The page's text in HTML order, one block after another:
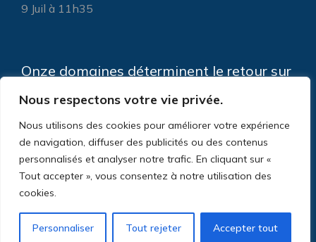
Nous respectons votre vie privée.
Nous utilisons des cookies pour améliorer votre expérience
de navigation, diffuser des publicités ou des contenus
personnalisés et analyser notre trafic. En cliquant sur «
Tout accepter », vous consentez à notre utilisation des
cookies.
Personnaliser Tout rejeter Accepter tout
9 Juil à 11h35
Onze domaines déterminent le retour sur
le terrain
5 Juin à 9h11